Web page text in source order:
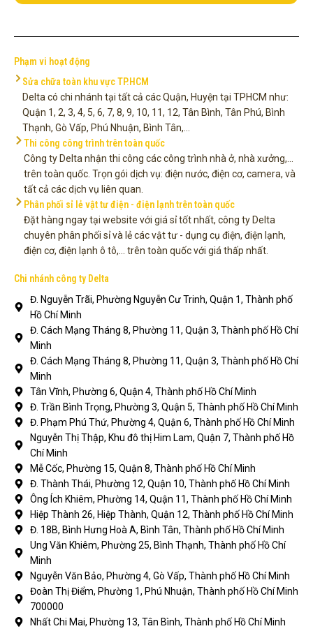
Phạm vi hoạt động
Sửa chữa toàn khu vực TP.HCM
Delta có chi nhánh tại tất cả các Quận, Huyện tại TPHCM như:
Quận 1, 2, 3, 4, 5, 6, 7, 8, 9, 10, 11, 12, Tân Bình, Tân Phú, Bình
Thạnh, Gò Vấp, Phú Nhuận, Bình Tân,...
Thi công công trình trên toàn quốc
Công ty Delta nhận thi công các công trình nhà ở, nhà xưởng,...
trên toàn quốc. Trọn gói dịch vụ: điện nước, điện cơ, camera, và
tất cả các dịch vụ liên quan.
Phân phối sỉ lẻ vật tư điện - điện lạnh trên toàn quốc
Đặt hàng ngay tại website với giá sỉ tốt nhất, công ty Delta
chuyên phân phối sỉ và lẻ các vật tư - dụng cụ điện, điện lạnh,
điện cơ, điện lạnh ô tô,... trên toàn quốc với giá thấp nhất.
Chi nhánh công ty Delta
Đ. Nguyễn Trãi, Phường Nguyễn Cư Trinh, Quận 1, Thành phố
Hồ Chí Minh
Đ. Cách Mạng Tháng 8, Phường 11, Quận 3, Thành phố Hồ Chí
Minh
Đ. Cách Mạng Tháng 8, Phường 11, Quận 3, Thành phố Hồ Chí
Minh
Tân Vĩnh, Phường 6, Quận 4, Thành phố Hồ Chí Minh
Đ. Trần Bình Trọng, Phường 3, Quận 5, Thành phố Hồ Chí Minh
Đ. Phạm Phú Thứ, Phường 4, Quận 6, Thành phố Hồ Chí Minh
Nguyễn Thị Thập, Khu đô thị Him Lam, Quận 7, Thành phố Hồ
Chí Minh
Mễ Cốc, Phường 15, Quận 8, Thành phố Hồ Chí Minh
Đ. Thành Thái, Phường 12, Quận 10, Thành phố Hồ Chí Minh
Ông Ích Khiêm, Phường 14, Quận 11, Thành phố Hồ Chí Minh
Hiệp Thành 26, Hiệp Thành, Quận 12, Thành phố Hồ Chí Minh
Đ. 18B, Bình Hưng Hoà A, Bình Tân, Thành phố Hồ Chí Minh
Ung Văn Khiêm, Phường 25, Bình Thạnh, Thành phố Hồ Chí
Minh
Nguyễn Văn Bảo, Phường 4, Gò Vấp, Thành phố Hồ Chí Minh
Đoàn Thị Điểm, Phường 1, Phú Nhuận, Thành phố Hồ Chí Minh
700000
Nhất Chi Mai, Phường 13, Tân Bình, Thành phố Hồ Chí Minh